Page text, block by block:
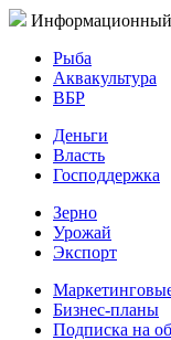
Информационный
Рыба
Аквакультура
ВБР
Деньги
Власть
Господдержка
Зерно
Урожай
Экспорт
Бизнес-планы
Подписка на